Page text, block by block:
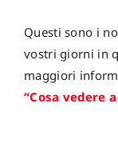
Questi sono i
vostri giorni in
maggiori
“Cosa vedere